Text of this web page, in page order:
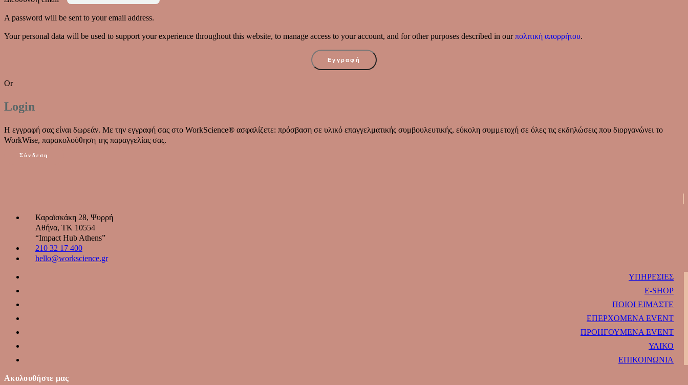
A password will be sent to your email address.
Your personal data will be used to support your experience throughout this website, to manage access to your account, and for other purposes described in ourπολιτική απορρήτου.
Εγγραφή
Or
Login
Η εγγραφή σας είναι δωρεάν. Με την εγγραφή σας στο WorkScience® ασφαλίζετε: πρόσβαση σε υλικό επαγγελματικής συμβουλευτικής, εύκολη συμμετοχή σε όλες τις εκδηλώσεις που διοργανώνει το
WorkWise, παρακολούθηση της παραγγελίας σας.
Σύνδεση
Καραϊσκάκη 28, Ψυρρή
Αθήνα, ΤΚ 10554
“Ιmpact Hub Athens”
210 32 17 400
hello@workscience.gr
ΥΠΗΡΕΣΙΕΣ
E-SHOP
ΠΟΙΟΙ ΕΙΜΑΣΤΕ
ΕΠΕΡΧΟΜΕΝΑ EVENT
ΠΡΟΗΓΟΥΜΕΝΑ EVENT
ΥΛΙΚΟ
ΕΠΙΚΟΙΝΩΝΙΑ
Ακολουθήστε μας